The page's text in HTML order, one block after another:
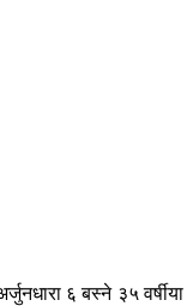
६ बस्ने ३५ वर्षीया